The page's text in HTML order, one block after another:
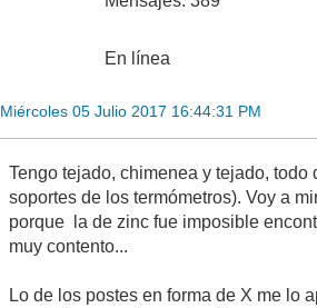
En línea
Miércoles 05 Julio 2017 16:44:31 PM
Tengo tejado, chimenea y tejado, todo
soportes de los termómetros). Voy a
porque la de zinc fue imposible
muy contento...
Lo de los postes en forma de X me lo